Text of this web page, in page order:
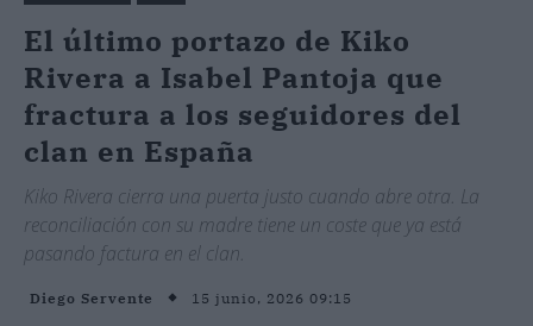
El último portazo de Kiko
Rivera a Isabel Pantoja que
fractura a los seguidores del
clan en España
Kiko Rivera cierra una puerta justo cuando abre otra. La
reconciliación con su madre tiene un coste que ya está
pasando factura en el clan.
Diego Servente 15 junio, 2026 09:15